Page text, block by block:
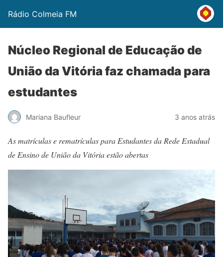
Rádio Colmeia FM
Núcleo Regional de Educação de
União da Vitória faz chamada para
estudantes
Mariana Baufleur 3 anos atrás
As matrículas e rematrículas para Estudantes da Rede Estadual
de Ensino de União da Vitória estão abertas